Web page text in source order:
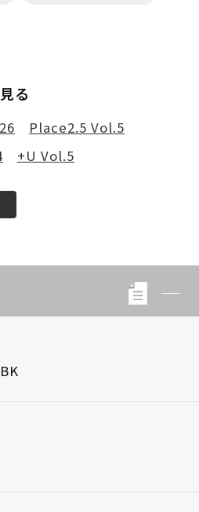
る
Place2.5 Vol.5
+U Vol.5